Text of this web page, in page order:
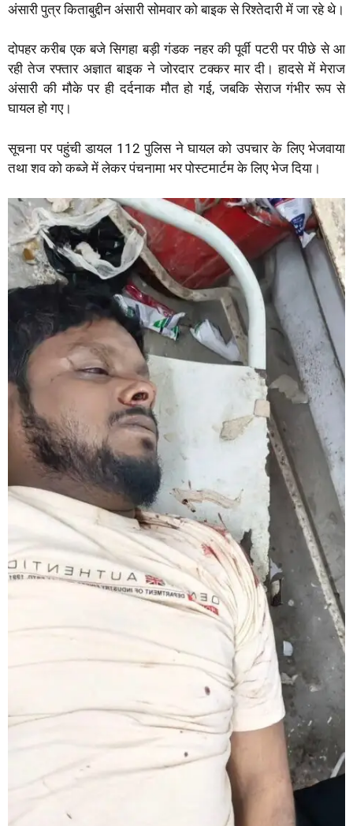
अंसारी पुत्र किताबुद्दीन अंसारी सोमवार को बाइक से रिश्तेदारी में जा रहे थे।
दोपहर करीब एक बजे सिगहा बड़ी गंडक नहर की पूर्वी पटरी पर पीछे से आ
रही तेज रफ्तार अज्ञात बाइक ने जोरदार टक्कर मार दी। हादसे में मेराज
अंसारी की मौके पर ही दर्दनाक मौत हो गई, जबकि सेराज गंभीर रूप से
घायल हो गए।
सूचना पर पहुंची डायल 112 पुलिस ने घायल को उपचार के लिए भेजवाया
तथा शव को कब्जे में लेकर पंचनामा भर पोस्टमार्टम के लिए भेज दिया।